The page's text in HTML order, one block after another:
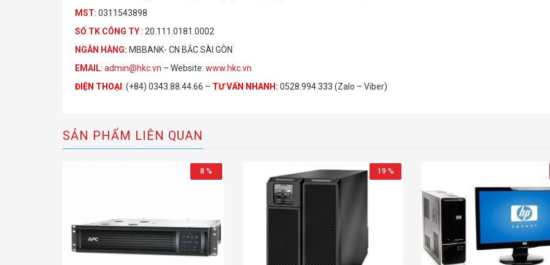
MST: 0311543898
SỐ TK CÔ NG TY : 20.111.0181.0002
NGÂN HÀNG: MBBANK- CN BẮC SÀI GÒN
EMAIL: admin@hkc.vn – Website: www.hkc.vn
ĐIỆN THOẠI : (+84) 0343.88.44.66 – TƯ VẤN NHANH : 0528.994.333 (Zalo – Viber)
SẢN PHẨM LIÊN QUAN
8 % 19 %